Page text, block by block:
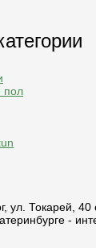
пол
ул. Токарей,
-